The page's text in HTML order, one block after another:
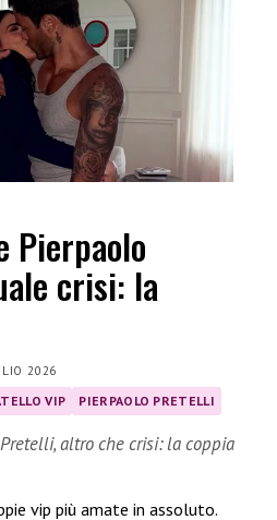
Pierpaolo
crisi: la
2026
VIP PIERPAOLO PRETELLI
altro che crisi: la coppia
vip più amate in assoluto.